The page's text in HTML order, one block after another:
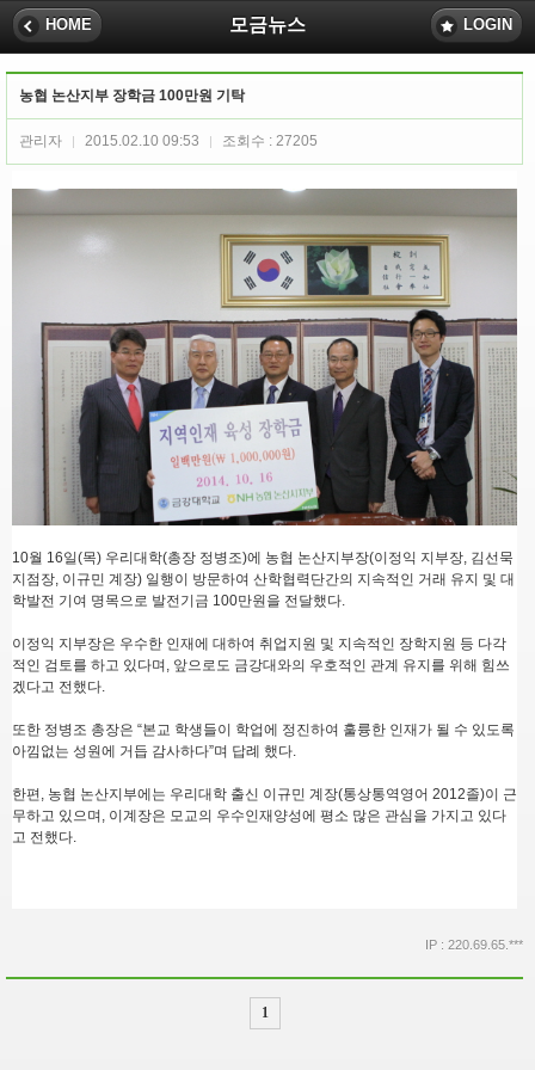
HOME 모금뉴스 LOGIN
농협 논산지부 장학금 100만원 기탁
관리자 2015.02.10 09:53 조회수 : 27205
10월 16일(목) 우리대학(총장 정병조)에 농협 논산지부장(이정익 지부장, 김선묵
지점장, 이규민 계장) 일행이 방문하여 산학협력단간의 지속적인 거래 유지 및 대
학발전 기여 명목으로 발전기금 100만원을 전달했다.
이정익 지부장은 우수한 인재에 대하여 취업지원 및 지속적인 장학지원 등 다각
적인 검토를 하고 있다며, 앞으로도 금강대와의 우호적인 관계 유지를 위해 힘쓰
겠다고 전했다.
또한 정병조 총장은 “본교 학생들이 학업에 정진하여 훌륭한 인재가 될 수 있도록
아낌없는 성원에 거듭 감사하다”며 답례 했다.
한편, 농협 논산지부에는 우리대학 출신 이규민 계장(통상통역영어 2012졸)이 근
무하고 있으며, 이계장은 모교의 우수인재양성에 평소 많은 관심을 가지고 있다
고 전했다.
IP : 220.69.65.***
1